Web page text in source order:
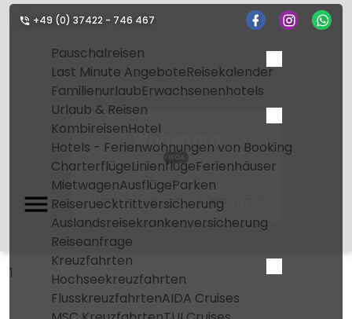
+49 (0) 37422 - 746 467
Pauschalreisen
Last Minute AngeboteReisekalender
FamilienurlaubErwachsenenhotels
Urlaub & Reisen
KombireisenHotel
Hotels - Ferienwohnungen von Booking
CharterflügeLinienflügeFerienhäuser
MietwagenAusflügeParken
Reiseruecktrittversicherung
Auslandsreisekrankenversicherung
Reiseanfrage
Kreuzfahrten
Hochseekreuzfahrten
FlusskreuzfahrtenAIDA Cruises
Wonenara
WOA
Home Flughafen Wonenara
1